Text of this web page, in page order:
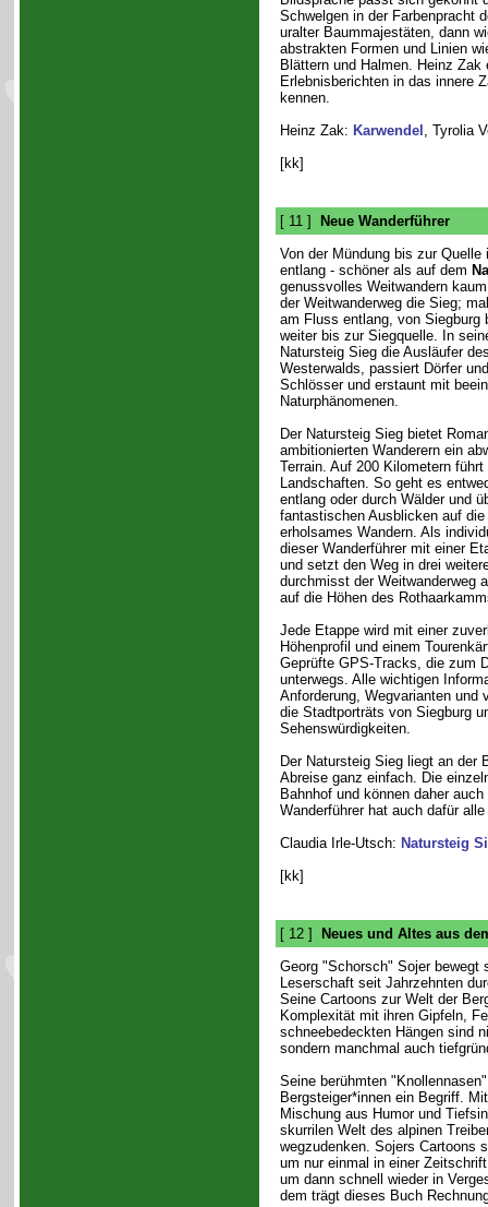
Schwelgen in der Farbenpracht
uralter Baummajestäten, dann
abstrakten Formen und Linien
Blättern und Halmen. Heinz
Erlebnisberichten in das innere
kennen.
Heinz Zak: Karwendel , Tyrolia
[kk]
[ 11 ]
Neue Wanderführer
Von der Mündung bis zur Quelle
entlang - schöner als auf dem
genussvolles Weitwandern
der Weitwanderweg die Sieg;
am Fluss entlang, von Siegburg
weiter bis zur Siegquelle. In
Natursteig Sieg die Ausläufer
Westerwalds, passiert Dörfer
Schlösser und erstaunt mit
Naturphänomenen.
Der Natursteig Sieg bietet
ambitionierten Wanderern ein
Terrain. Auf 200 Kilometern
Landschaften. So geht es
entlang oder durch Wälder und
fantastischen Ausblicken auf
erholsames Wandern. Als
dieser Wanderführer mit einer
und setzt den Weg in drei
durchmisst der Weitwanderweg
auf die Höhen des
Jede Etappe wird mit einer
Höhenprofil und einem
Geprüfte GPS-Tracks, die zum
unterwegs. Alle wichtigen
Anforderung, Wegvarianten
die Stadtporträts von Siegburg
Sehenswürdigkeiten.
Der Natursteig Sieg liegt an der
Abreise ganz einfach. Die
Bahnhof und können daher
Wanderführer hat auch dafür
Claudia Irle-Utsch: Natursteig
[kk]
[ 12 ]
Neues und Altes aus
Georg "Schorsch" Sojer bewegt
Leserschaft seit Jahrzehnten
Seine Cartoons zur Welt der
Komplexität mit ihren Gipfeln,
schneebedeckten Hängen sind
sondern manchmal auch
Seine berühmten
Bergsteiger*innen ein Begriff.
Mischung aus Humor und
skurrilen Welt des alpinen
wegzudenken. Sojers Cartoons
um nur einmal in einer
um dann schnell wieder in
dem trägt dieses Buch